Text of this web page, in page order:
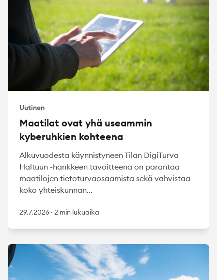
Uutinen
Maatilat ovat yhä useammin
kyberuhkien kohteena
Alkuvuodesta käynnistyneen Tilan DigiTurva
Haltuun -hankkeen tavoitteena on parantaa
maatilojen tietoturvaosaamista sekä vahvistaa
koko yhteiskunnan...
29.7.2026 · 2 min lukuaika